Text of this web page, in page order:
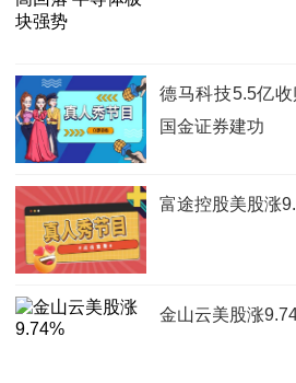
德马科技5.5亿
国金证券建功
富途控股美股涨
金山云美股涨